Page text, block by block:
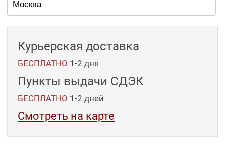
Курьерская доставка
БЕСПЛАТНО 1-2 дня
Пункты выдачи СДЭК
БЕСПЛАТНО 1-2 дней
Смотреть на карте